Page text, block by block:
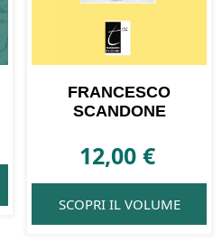
FRANCESCO
SCANDONE
12,00 €
SCOPRI IL VOLUME